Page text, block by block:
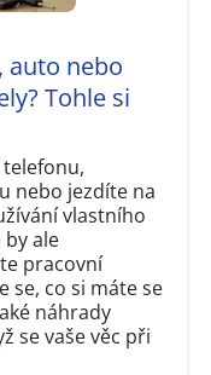
auto nebo
Tohle si
nebo jezdíte na
vlastního
by ale
pracovní
se, co si máte se
náhrady
se vaše věc při